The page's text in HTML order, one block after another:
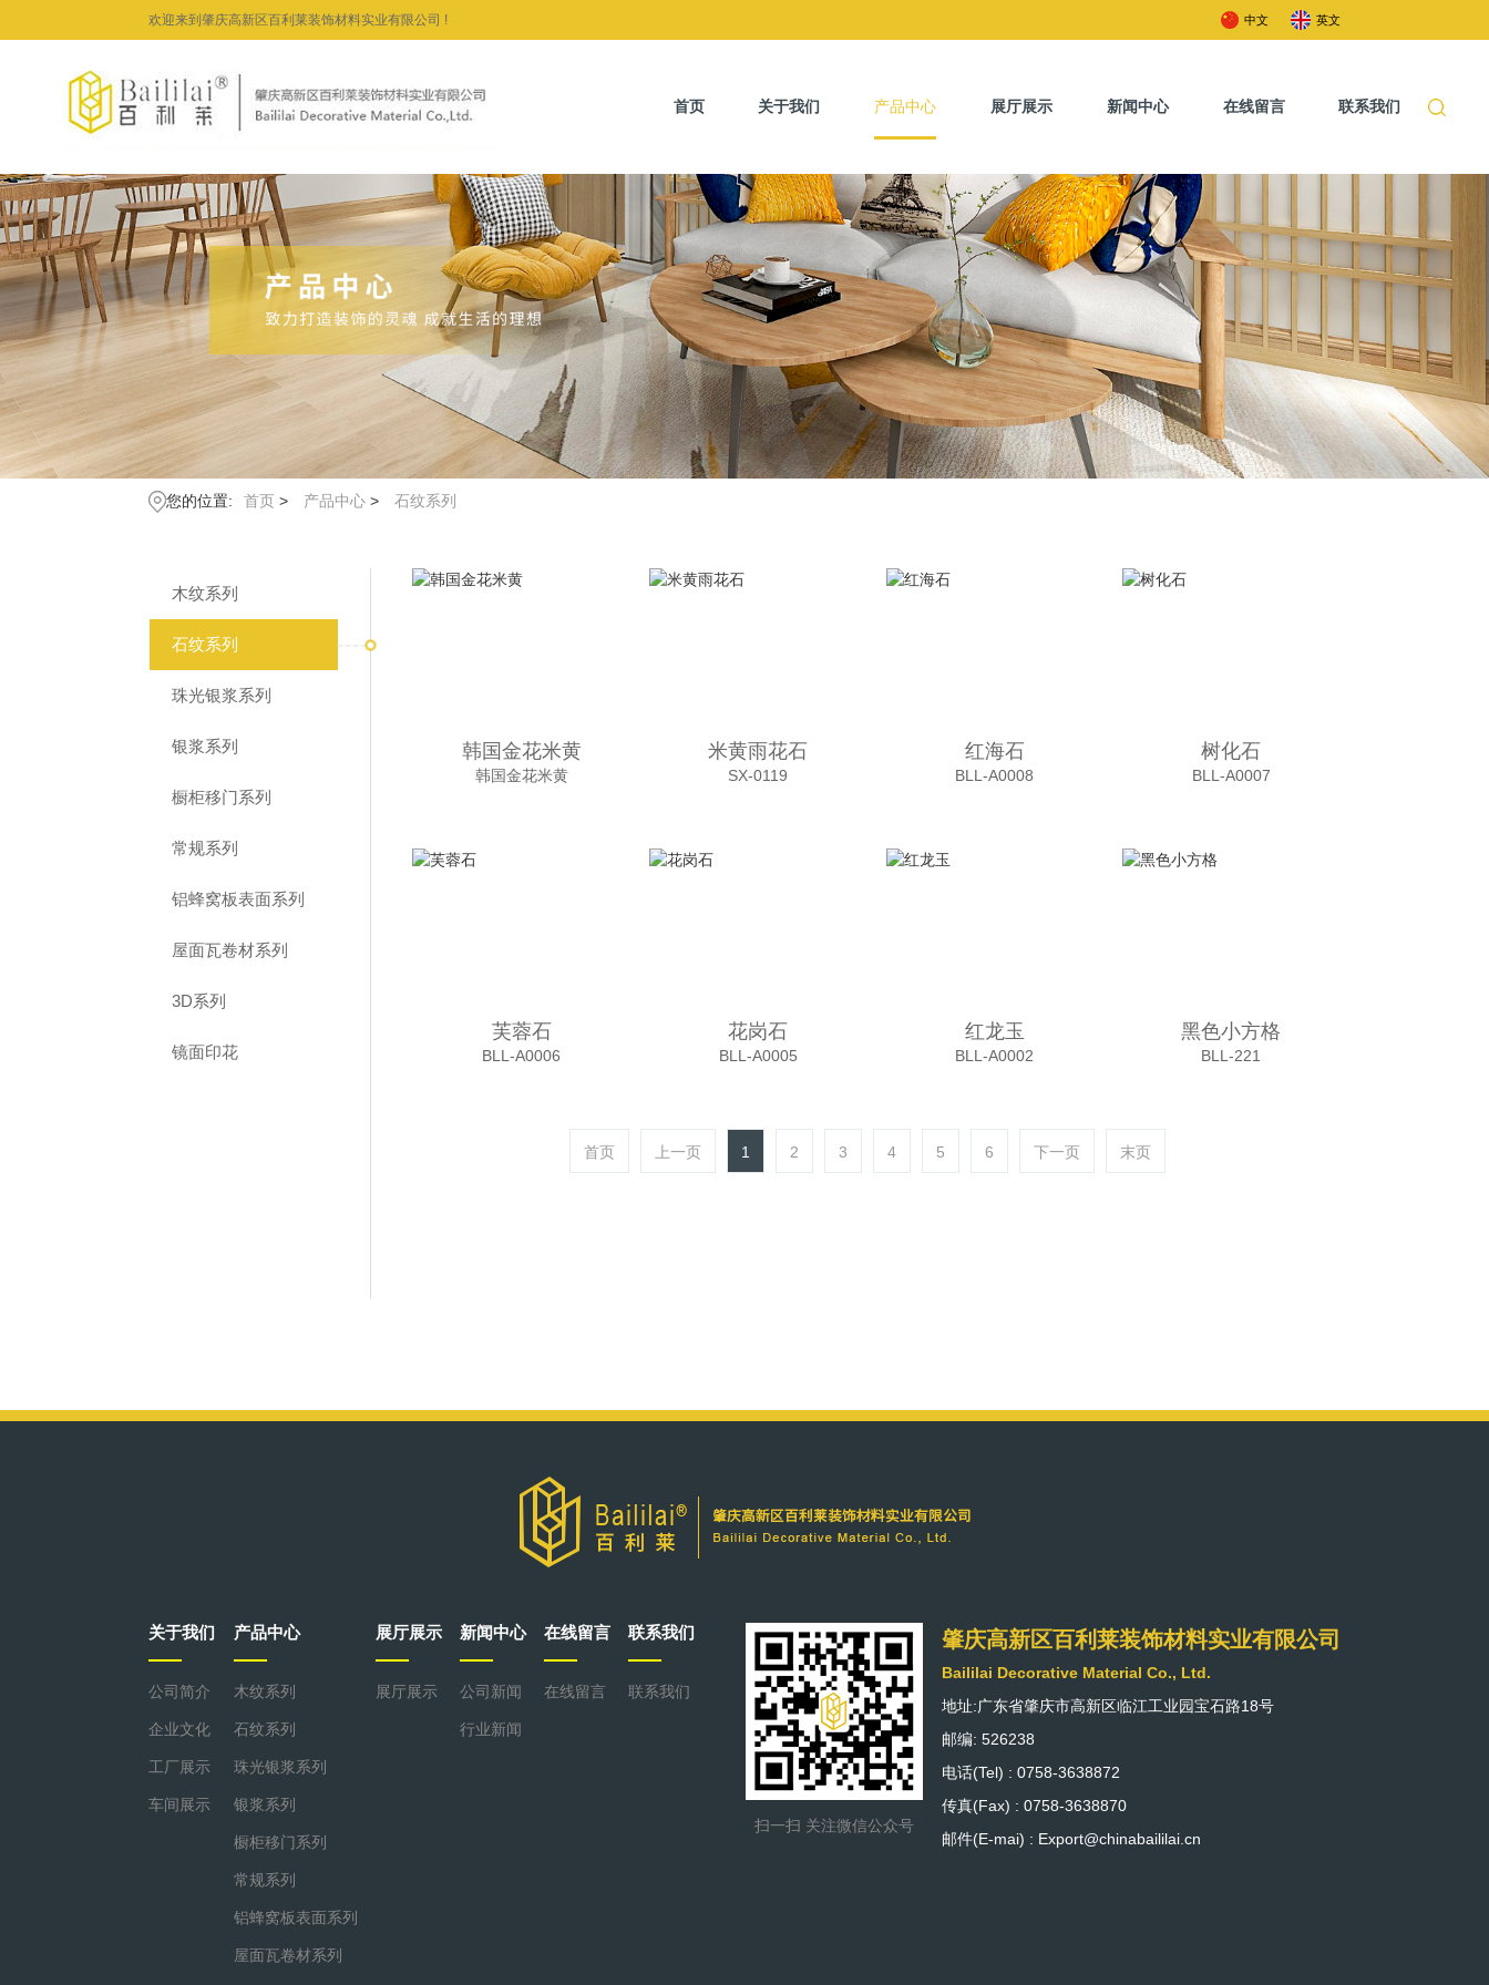
欢迎来到肇庆高新区百利莱装饰材料实业有限公司 ! 中文 英文
首页 关于我们 产品中心 展厅展示 新闻中心 在线留言 联系我们
您的位置: 首页 > 产品中心 > 石纹系列
木纹系列
石纹系列
珠光银浆系列
银浆系列
橱柜移门系列
常规系列
铝蜂窝板表面系列
屋面瓦卷材系列
3D系列
镜面印花
韩国金花米黄
韩国金花米黄
米黄雨花石
SX-0119
红海石
BLL-A0008
树化石
BLL-A0007
芙蓉石
BLL-A0006
花岗石
BLL-A0005
红龙玉
BLL-A0002
黑色小方格
BLL-221
首页 上一页 1 2 3 4 5 6 下一页 末页
关于我们
公司简介
企业文化
工厂展示
车间展示
产品中心
木纹系列
石纹系列
珠光银浆系列
银浆系列
橱柜移门系列
常规系列
铝蜂窝板表面系列
屋面瓦卷材系列
展厅展示
展厅展示
新闻中心
公司新闻
行业新闻
在线留言
在线留言
联系我们
联系我们
扫一扫 关注微信公众号
肇庆高新区百利莱装饰材料实业有限公司
Baililai Decorative Material Co., Ltd.
地址:广东省肇庆市高新区临江工业园宝石路18号
邮编: 526238
电话(Tel) : 0758-3638872
传真(Fax) : 0758-3638870
邮件(E-mai) : Export@chinabaililai.cn